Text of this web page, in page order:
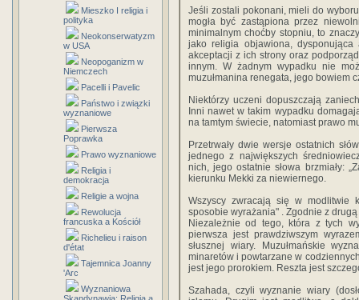
Mieszko I religia i
polityka
Neokonserwatyzm
w USA
Neopoganizm w
Niemczech
Pacelli i Pavelic
Państwo i związki
wyznaniowe
Pierwsza
Poprawka
Prawo wyznaniowe
Religia i
demokracja
Religie a wojna
Rewolucja
francuska a Kościół
Richelieu i raison
d'état
Tajemnica Joanny
'Arc
Wyznaniowa
Jeśli zostali pokonani, mieli do
mogła być zastąpiona przez
minimalnym choćby stopniu, to
jako religia objawiona, dysponująca
akceptacji z ich strony oraz
innym. W żadnym wypadku nie
muzułmanina renegata, jego bowiem
Niektórzy uczeni dopuszczają
Inni nawet w takim wypadku
na tamtym świecie, natomiast prawo
Przetrwały dwie wersje ostatnich
jednego z największych
nich, jego ostatnie słowa brzmiały:
kierunku Mekki za niewiernego.
Wszyscy zwracają się w modlitwie
sposobie wyrażania" . Zgodnie z
Niezależnie od tego, która z tych
pierwsza jest prawdziwszym
słusznej wiary. Muzułmańskie
minaretów i powtarzane w
jest jego prorokiem. Reszta jest
Szahada, czyli wyznanie wiary